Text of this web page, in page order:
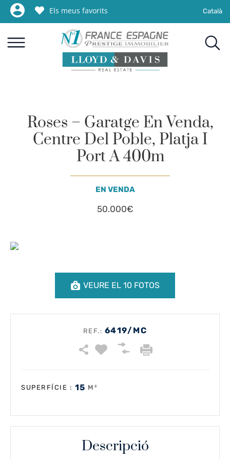
Els meus favorits Català
Roses – Garatge En Venda,
Centre Del Poble, Platja I
Port A 400m
EN VENDA
50.000€
VEURE EL 10 FOTOS
REF.: 6419/MC
SUPERFÍCIE : 15 M²
Descripció